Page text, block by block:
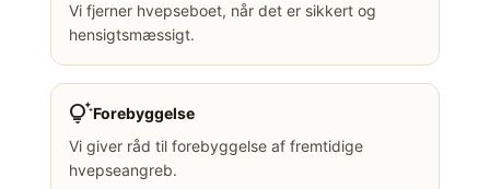
Vi fjerner hvepseboet, når det er sikkert og
hensigtsmæssigt.
tips_and_updatesForebyggelse
Vi giver råd til forebyggelse af fremtidige
hvepseangreb.